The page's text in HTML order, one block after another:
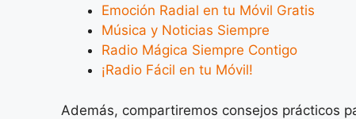
Emoción Radial en tu Móvil Gratis
Música y Noticias Siempre
Radio Mágica Siempre Contigo
¡Radio Fácil en tu Móvil!
Además, compartiremos consejos prácticos